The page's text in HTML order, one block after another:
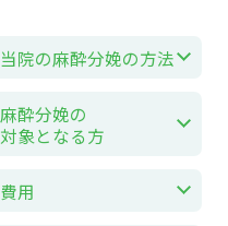
当院の麻酔分娩の方法
麻酔分娩の
対象となる方
費用